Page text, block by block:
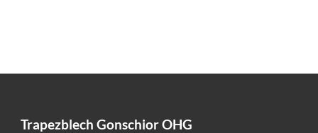
Trapezblech Gonschior OHG